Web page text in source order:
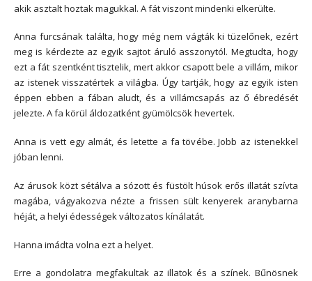
akik asztalt hoztak magukkal. A fát viszont mindenki elkerülte.
Anna furcsának találta, hogy még nem vágták ki tüzelőnek, ezért
meg is kérdezte az egyik sajtot áruló asszonytól. Megtudta, hogy
ezt a fát szentként tisztelik, mert akkor csapott bele a villám, mikor
az istenek visszatértek a világba. Úgy tartják, hogy az egyik isten
éppen ebben a fában aludt, és a villámcsapás az ő ébredését
jelezte. A fa körül áldozatként gyümölcsök hevertek.
Anna is vett egy almát, és letette a fa tövébe. Jobb az istenekkel
jóban lenni.
Az árusok közt sétálva a sózott és füstölt húsok erős illatát szívta
magába, vágyakozva nézte a frissen sült kenyerek aranybarna
héját, a helyi édességek változatos kínálatát.
Hanna imádta volna ezt a helyet.
Erre a gondolatra megfakultak az illatok és a színek. Bűnösnek